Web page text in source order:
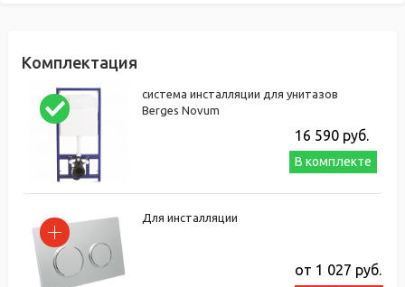
Комплектация
система инсталляции для унитазов
Berges Novum
16 590 руб.
В комплекте
Для инсталляции
от 1 027 руб.